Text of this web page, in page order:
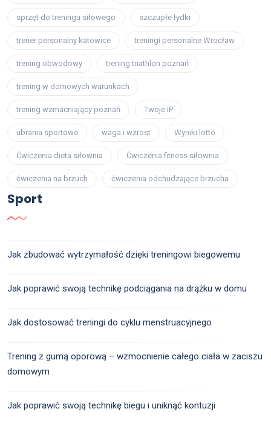
sprzęt do treningu siłowego szczupłe łydki
trener personalny katowice treningi personalne Wrocław
trening obwodowy trening triathlon poznań
trening w domowych warunkach
trening wzmacniający poznań Twoje IP
ubrania sportowe waga i wzrost Wyniki lotto
Ćwiczenia dieta siłownia Ćwiczenia fitness siłownia
ćwiczenia na brzuch ćwiczenia odchudzające brzucha
Sport
Jak zbudować wytrzymałość dzięki treningowi biegowemu
Jak poprawić swoją technikę podciągania na drążku w domu
Jak dostosować treningi do cyklu menstruacyjnego
Trening z gumą oporową – wzmocnienie całego ciała w zaciszu
domowym
Jak poprawić swoją technikę biegu i uniknąć kontuzji